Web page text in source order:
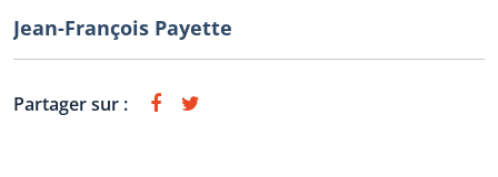
Jean-François Payette
Partager sur :